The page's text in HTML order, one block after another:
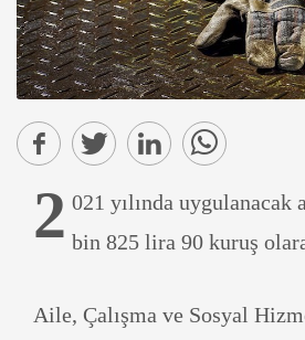
2 021 yılında uygulanacak
bin 825 lira 90 kuruş
Aile, Çalışma ve Sosyal